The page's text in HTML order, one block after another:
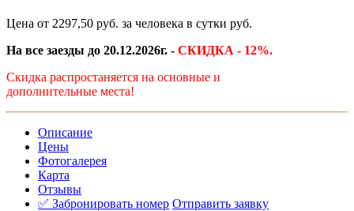
Цена от 2297,50 руб. за человека в сутки руб.
На все заезды до 20.12.2026г. - СКИДКА - 12%.
Скидка распростаняется на основные и
дополнительные места!
Описание
Цены
Фотогалерея
Карта
Отзывы
✅ Забронировать номер Отправить заявку